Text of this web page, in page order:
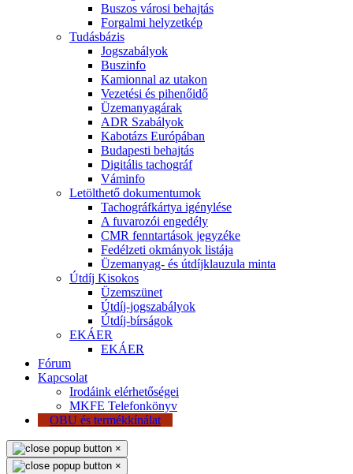
Buszos városi behajtás
Forgalmi helyzetkép
Tudásbázis
Jogszabályok
Buszinfo
Kamionnal az utakon
Vezetési és pihenőidő
Üzemanyagárak
ADR Szabályok
Kabotázs Európában
Budapesti behajtás
Digitális tachográf
Váminfo
Letölthető dokumentumok
Tachográfkártya igénylése
A fuvarozói engedély
CMR fenntartások jegyzéke
Fedélzeti okmányok listája
Üzemanyag- és útdíjklauzula minta
Útdíj Kisokos
Üzemszünet
Útdíj-jogszabályok
Útdíj-bírságok
EKÁER
EKÁER
Fórum
Kapcsolat
Irodáink elérhetőségei
MKFE Telefonkönyv
OBU és termékkínálat
×
×